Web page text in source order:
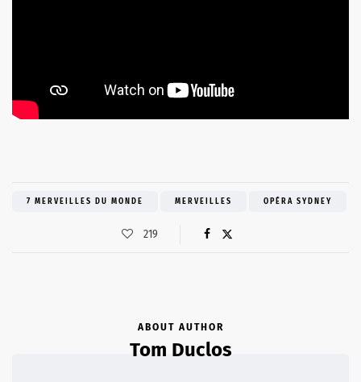
7 MERVEILLES DU MONDE MERVEILLES OPÉRA SYDNEY
219
ABOUT AUTHOR
Tom Duclos